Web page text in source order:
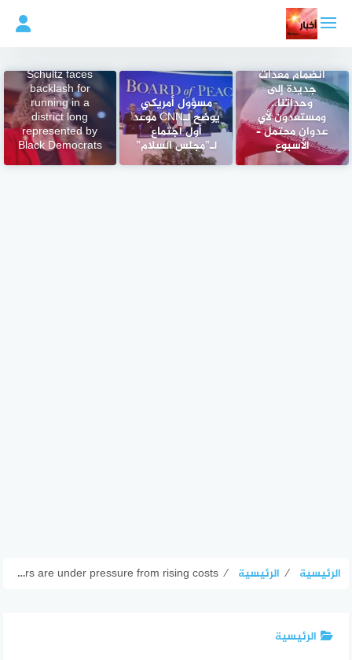
المحتوى
انضمام معدات
جديدة إلى
وحداتنا..
ومستعدون لأي
عدوان محتمل –
الأسبوع
مسؤول أمريكي
يوضح لـCNN موعد
أول اجتماع
لـ”مجلس السلام”
Schultz faces
backlash for
running in a
district long
represented by
Black Democrats
الرئيسية ⁄ الرئيسية ⁄
Walmart says U.S. consumers are under pressure from rising costs
الرئيسية